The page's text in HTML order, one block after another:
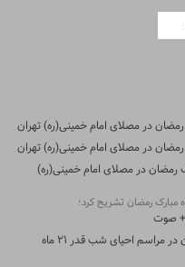
شب قدر ۱۹ ماه مبارک رمضان در مصلای امام خمینی(ره)
+ صوت
صوت/ سخنرانی حجت الاسلام علیرضا پناهیان در مراسم احیای شب قدر ۲۱ ماه